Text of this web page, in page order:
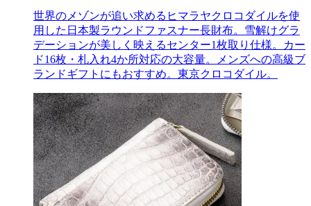
世界のメゾンが追い求めるヒマラヤクロコダイルを使
用した日本製ラウンドファスナー長財布。雪解けグラ
デーションが美しく映えるセンター1枚取り仕様。カー
ド16枚・札入れ4か所対応の大容量。メンズへの高級ブ
ランドギフトにもおすすめ。東京クロコダイル。